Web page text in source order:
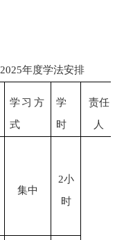
2025年度学法安排
学习方
式
学
时
责任
人
集中
2小
时